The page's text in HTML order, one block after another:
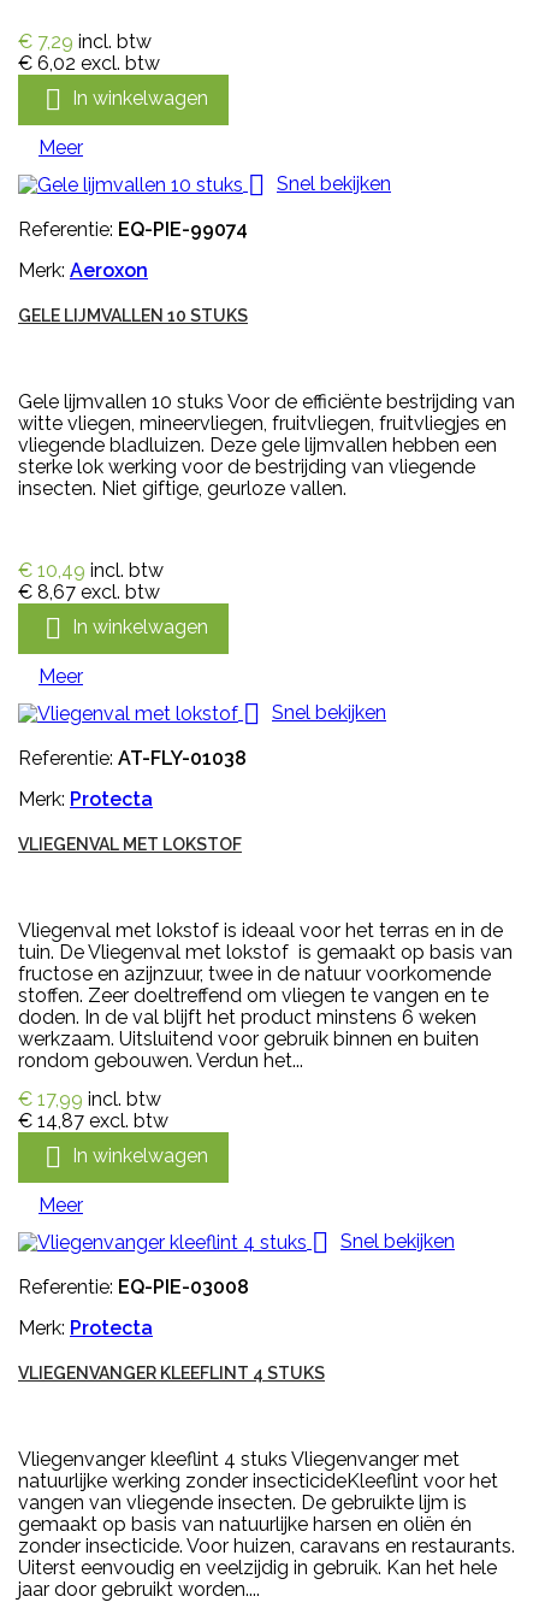
€ 7,29 incl. btw
€ 6,02 excl. btw
 In winkelwagen
Meer
 Snel bekijken
Referentie: EQ-PIE-99074
Merk: Aeroxon
GELE LIJMVALLEN 10 STUKS
Gele lijmvallen 10 stuks Voor de efficiënte bestrijding van
witte vliegen, mineervliegen, fruitvliegen, fruitvliegjes en
vliegende bladluizen. Deze gele lijmvallen hebben een
sterke lok werking voor de bestrijding van vliegende
insecten. Niet giftige, geurloze vallen.
€ 10,49 incl. btw
€ 8,67 excl. btw
 In winkelwagen
Meer
 Snel bekijken
Referentie: AT-FLY-01038
Merk: Protecta
VLIEGENVAL MET LOKSTOF
Vliegenval met lokstof is ideaal voor het terras en in de
tuin. De Vliegenval met lokstof is gemaakt op basis van
fructose en azijnzuur, twee in de natuur voorkomende
stoffen. Zeer doeltreffend om vliegen te vangen en te
doden. In de val blijft het product minstens 6 weken
werkzaam. Uitsluitend voor gebruik binnen en buiten
rondom gebouwen. Verdun het...
€ 17,99 incl. btw
€ 14,87 excl. btw
 In winkelwagen
Meer
 Snel bekijken
Referentie: EQ-PIE-03008
Merk: Protecta
VLIEGENVANGER KLEEFLINT 4 STUKS
Vliegenvanger kleeflint 4 stuks Vliegenvanger met
natuurlijke werking zonder insecticideKleeflint voor het
vangen van vliegende insecten. De gebruikte lijm is
gemaakt op basis van natuurlijke harsen en oliën én
zonder insecticide. Voor huizen, caravans en restaurants.
Uiterst eenvoudig en veelzijdig in gebruik. Kan het hele
jaar door gebruikt worden....